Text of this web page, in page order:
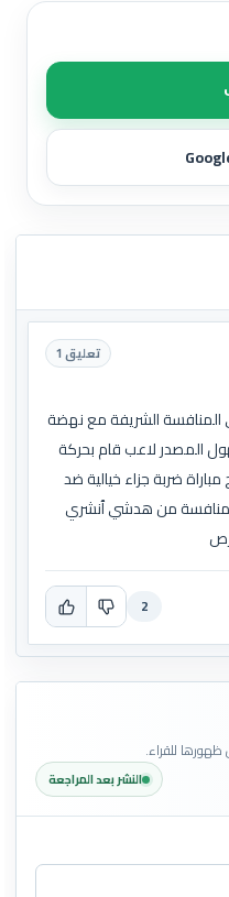
تعليق 1
الشريفة مع نهضة
المصدر لاعب قام بحركة
ضربة جزاء خيالية ضد
منافسة من هدشي ٱنشري
2
ظهورها للقراء.
النشر بعد المراجعة